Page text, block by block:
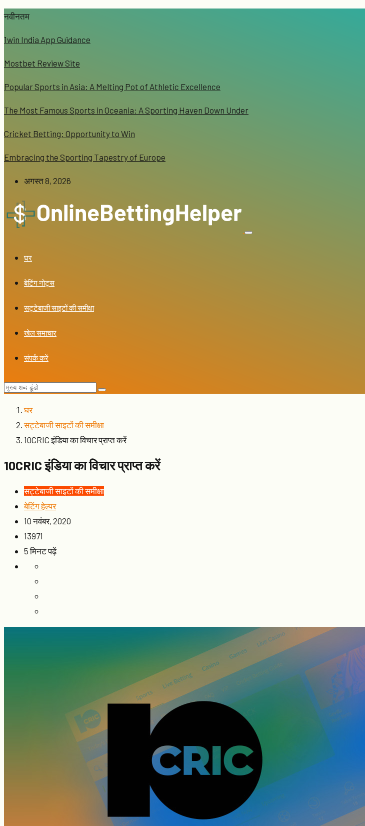
नवीनतम
1win India App Guidance
Mostbet Review Site
Popular Sports in Asia: A Melting Pot of Athletic Excellence
The Most Famous Sports in Oceania: A Sporting Haven Down Under
Cricket Betting: Opportunity to Win
Embracing the Sporting Tapestry of Europe
अगस्त 8, 2026
घर
बेटिंग नोट्स
सट्टेबाजी साइटों की समीक्षा
खेल समाचार
संपर्क करें
घर
सट्टेबाजी साइटों की समीक्षा
10CRIC इंडिया का विचार प्राप्त करें
10CRIC इंडिया का विचार प्राप्त करें
सट्टेबाजी साइटों की समीक्षा
बेटिंग हेल्पर
10 नवंबर, 2020
13971
5 मिनट पढ़ें